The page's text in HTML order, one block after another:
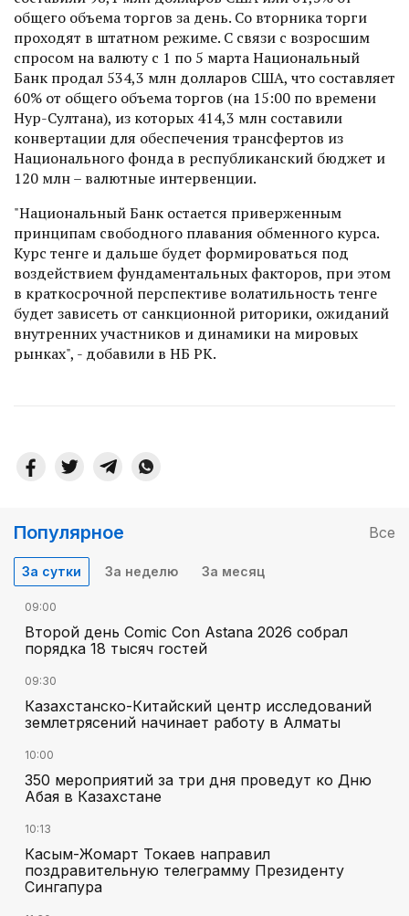
общего объема торгов за день. Со вторника торги
проходят в штатном режиме. С связи с возросшим
спросом на валюту с 1 по 5 марта Национальный
Банк продал 534,3 млн долларов США, что составляет
60% от общего объема торгов (на 15:00 по времени
Нур-Султана), из которых 414,3 млн составили
конвертации для обеспечения трансфертов из
Национального фонда в республиканский бюджет и
120 млн – валютные интервенции.
"Национальный Банк остается приверженным
принципам свободного плавания обменного курса.
Курс тенге и дальше будет формироваться под
воздействием фундаментальных факторов, при этом
в краткосрочной перспективе волатильность тенге
будет зависеть от санкционной риторики, ожиданий
внутренних участников и динамики на мировых
рынках", - добавили в НБ РК.
Популярное Все
За сутки За неделю За месяц
09:00
Второй день Comic Con Astana 2026 собрал
порядка 18 тысяч гостей
09:30
Казахстанско-Китайский центр исследований
землетрясений начинает работу в Алматы
10:00
350 мероприятий за три дня проведут ко Дню
Абая в Казахстане
10:13
Касым-Жомарт Токаев направил
поздравительную телеграмму Президенту
Сингапура